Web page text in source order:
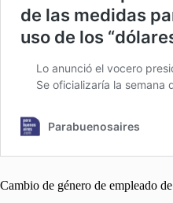
Cambio de género de empleado